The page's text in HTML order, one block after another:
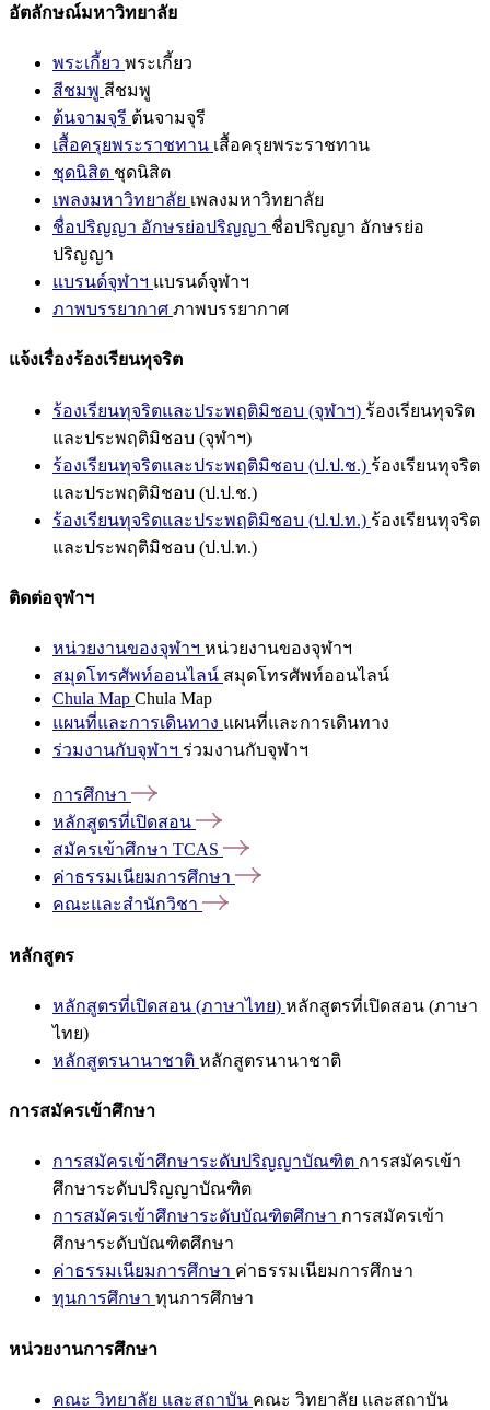
อัตลักษณ์มหาวิทยาลัย
พระเกี้ยว พระเกี้ยว
สีชมพู สีชมพู
ต้นจามจุรี ต้นจามจุรี
เสื้อครุยพระราชทาน เสื้อครุยพระราชทาน
ชุดนิสิต ชุดนิสิต
เพลงมหาวิทยาลัย เพลงมหาวิทยาลัย
ชื่อปริญญา อักษรย่อปริญญา ชื่อปริญญา อักษรย่อ
ปริญญา
แบรนด์จุฬาฯ แบรนด์จุฬาฯ
ภาพบรรยากาศ ภาพบรรยากาศ
แจ้งเรื่องร้องเรียนทุจริต
ร้องเรียนทุจริตและประพฤติมิชอบ (จุฬาฯ) ร้องเรียนทุจริต
และประพฤติมิชอบ (จุฬาฯ)
ร้องเรียนทุจริตและประพฤติมิชอบ (ป.ป.ช.) ร้องเรียนทุจริต
และประพฤติมิชอบ (ป.ป.ช.)
ร้องเรียนทุจริตและประพฤติมิชอบ (ป.ป.ท.) ร้องเรียนทุจริต
และประพฤติมิชอบ (ป.ป.ท.)
ติดต่อจุฬาฯ
หน่วยงานของจุฬาฯ หน่วยงานของจุฬาฯ
สมุดโทรศัพท์ออนไลน์ สมุดโทรศัพท์ออนไลน์
Chula Map Chula Map
แผนที่และการเดินทาง แผนที่และการเดินทาง
ร่วมงานกับจุฬาฯ ร่วมงานกับจุฬาฯ
การศึกษา
หลักสูตรที่เปิดสอน
สมัครเข้าศึกษา TCAS
ค่าธรรมเนียมการศึกษา
คณะและสำนักวิชา
หลักสูตร
หลักสูตรที่เปิดสอน (ภาษาไทย) หลักสูตรที่เปิดสอน (ภาษา
ไทย)
หลักสูตรนานาชาติ หลักสูตรนานาชาติ
การสมัครเข้าศึกษา
การสมัครเข้าศึกษาระดับปริญญาบัณฑิต การสมัครเข้า
ศึกษาระดับปริญญาบัณฑิต
การสมัครเข้าศึกษาระดับบัณฑิตศึกษา การสมัครเข้า
ศึกษาระดับบัณฑิตศึกษา
ค่าธรรมเนียมการศึกษา ค่าธรรมเนียมการศึกษา
ทุนการศึกษา ทุนการศึกษา
หน่วยงานการศึกษา
คณะ วิทยาลัย และสถาบัน คณะ วิทยาลัย และสถาบัน